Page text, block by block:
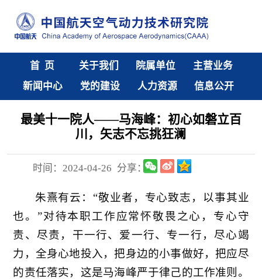
首 页 关于我们 院属单位
主营业务
新闻中心
党的建设 人力资源 信息公开
最美十一院人——马海峰：初心如磐立百
川，矢志不忘挑狂澜
时间：2024-04-26 分享：
朱熹有云：“敬业者，专心致志，以事其业
也。”对待本职工作应常怀敬畏之心，专心守
责、尽责，干一行、爱一行、专一行，尽心竭
力，全身心地投入，把身边的小事做好，把应尽
的责任落实，这是马海峰严于律己的工作准则。